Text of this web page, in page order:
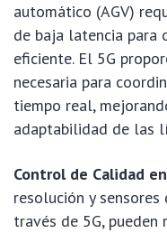
automático (AGV)
de baja latencia para
eficiente. El 5G
necesaria para
tiempo real,
adaptabilidad de las
Control de Calidad
resolución y
través de 5G, pueden